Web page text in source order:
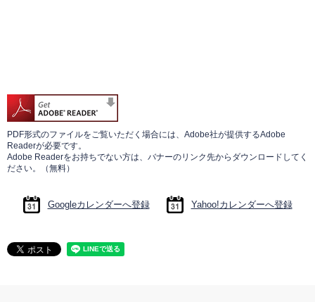
PDF形式のファイルをご覧いただく場合には、Adobe社が提供するAdobe
Readerが必要です。
Adobe Readerをお持ちでない方は、バナーのリンク先からダウンロードしてく
ださい。（無料）
Googleカレンダーへ登録 Yahoo!カレンダーへ登録